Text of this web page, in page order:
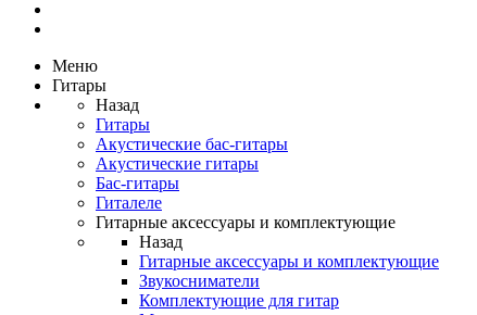
Меню
Гитары
Назад
Гитары
Акустические бас-гитары
Акустические гитары
Бас-гитары
Гиталеле
Гитарные аксессуары и комплектующие
Назад
Гитарные аксессуары и комплектующие
Звукосниматели
Комплектующие для гитар